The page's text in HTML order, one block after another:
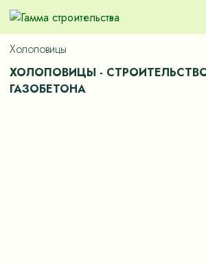
Холоповицы
ХОЛОПОВИЦЫ -
ГАЗОБЕТОНА